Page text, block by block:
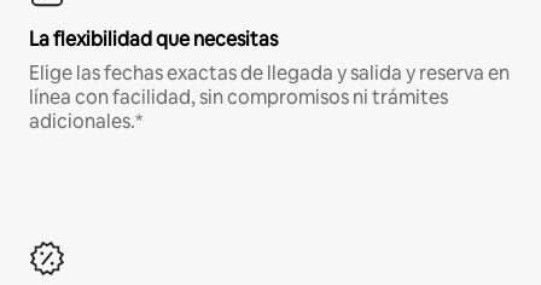
La flexibilidad que necesitas
Elige las fechas exactas de llegada y salida y reserva en
línea con facilidad, sin compromisos ni trámites
adicionales.*